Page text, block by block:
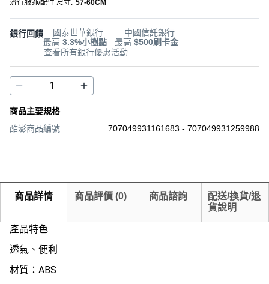
流行服飾/配件 尺寸: 57-60CM
銀行回饋
國泰世華銀行
最高 3.3%小樹點
中國信託銀行
最高 $500刷卡金
查看所有銀行優惠活動
商品主要規格
酷澎商品編號
707049931161683 - 707049931259988
商品詳情 商品評價 (0) 商品諮詢
配送/換貨/退
貨說明
產品特色
透氣、便利
材質：ABS